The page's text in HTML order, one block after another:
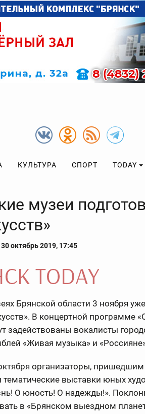
КУЛЬТУРА СПОРТ TODAY
музеи
октябрь 2019, 17:45
Брянской области 3 ноября
В концертной программе
задействованы вокалисты
«Живая музыка» и
организаторы, пришедшим
выставки юных
О юность! О надежды!».
в «Брянском выездном